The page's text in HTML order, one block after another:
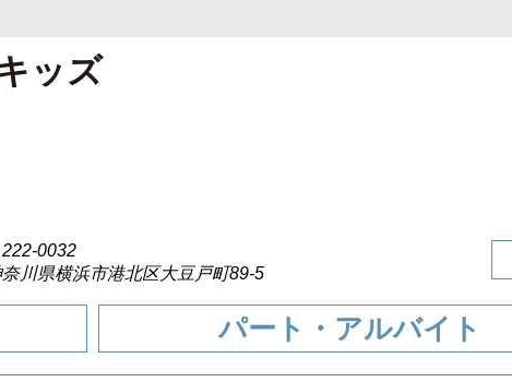
ッズ
222-0032
奈川県横浜市港北区大豆戸町89-5
パート・アルバイト